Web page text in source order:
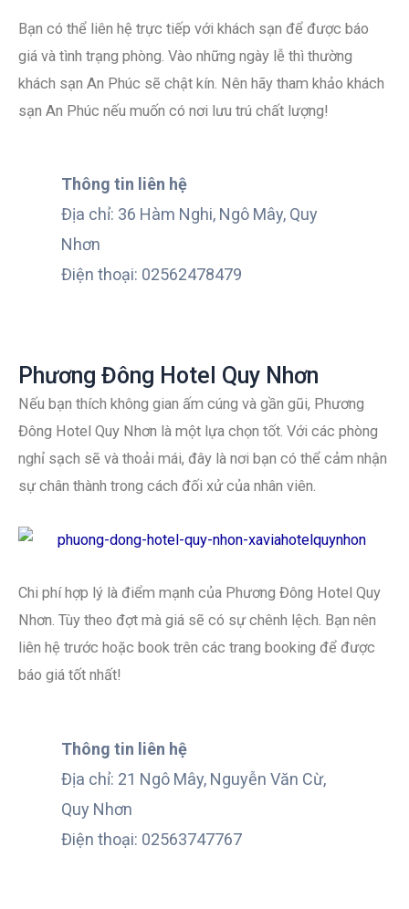
Bạn có thể liên hệ trực tiếp với khách sạn để được báo
giá và tình trạng phòng. Vào những ngày lễ thì thường
khách sạn An Phúc sẽ chật kín. Nên hãy tham khảo khách
sạn An Phúc nếu muốn có nơi lưu trú chất lượng!
Thông tin liên hệ
Địa chỉ: 36 Hàm Nghi, Ngô Mây, Quy
Nhơn
Điện thoại: 02562478479
Phương Đông Hotel Quy Nhơn
Nếu bạn thích không gian ấm cúng và gần gũi, Phương
Đông Hotel Quy Nhơn là một lựa chọn tốt. Với các phòng
nghỉ sạch sẽ và thoải mái, đây là nơi bạn có thể cảm nhận
sự chân thành trong cách đối xử của nhân viên.
Chi phí hợp lý là điểm mạnh của Phương Đông Hotel Quy
Nhơn. Tùy theo đợt mà giá sẽ có sự chênh lệch. Bạn nên
liên hệ trước hoặc book trên các trang booking để được
báo giá tốt nhất!
Thông tin liên hệ
Địa chỉ: 21 Ngô Mây, Nguyễn Văn Cừ,
Quy Nhơn
Điện thoại: 02563747767